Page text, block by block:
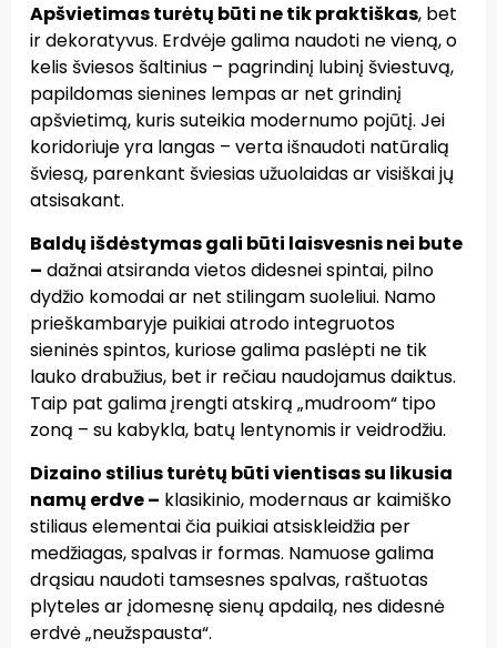
Apšvietimas turėtų būti ne tik praktiškas, bet
ir dekoratyvus. Erdvėje galima naudoti ne vieną, o
kelis šviesos šaltinius – pagrindinį lubinį šviestuvą,
papildomas sienines lempas ar net grindinį
apšvietimą, kuris suteikia modernumo pojūtį. Jei
koridoriuje yra langas – verta išnaudoti natūralią
šviesą, parenkant šviesias užuolaidas ar visiškai jų
atsisakant.
Baldų išdėstymas gali būti laisvesnis nei bute
– dažnai atsiranda vietos didesnei spintai, pilno
dydžio komodai ar net stilingam suoleliui. Namo
prieškambaryje puikiai atrodo integruotos
sieninės spintos, kuriose galima paslėpti ne tik
lauko drabužius, bet ir rečiau naudojamus daiktus.
Taip pat galima įrengti atskirą „mudroom“ tipo
zoną – su kabykla, batų lentynomis ir veidrodžiu.
Dizaino stilius turėtų būti vientisas su likusia
namų erdve– klasikinio, modernaus ar kaimiško
stiliaus elementai čia puikiai atsiskleidžia per
medžiagas, spalvas ir formas. Namuose galima
drąsiau naudoti tamsesnes spalvas, raštuotas
plyteles ar įdomesnę sienų apdailą, nes didesnė
erdvė „neužspausta“.